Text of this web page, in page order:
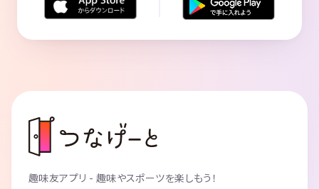
趣味友アプリ - 趣味やスポーツを楽しもう！